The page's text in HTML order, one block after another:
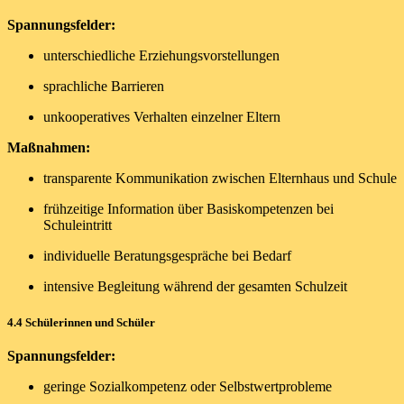
Spannungsfelder:
unterschiedliche Erziehungsvorstellungen
sprachliche Barrieren
unkooperatives Verhalten einzelner Eltern
Maßnahmen:
transparente Kommunikation zwischen Elternhaus und Schule
frühzeitige Information über Basiskompetenzen bei
Schuleintritt
individuelle Beratungsgespräche bei Bedarf
intensive Begleitung während der gesamten Schulzeit
4.4 Schülerinnen und Schüler
Spannungsfelder:
geringe Sozialkompetenz oder Selbstwertprobleme